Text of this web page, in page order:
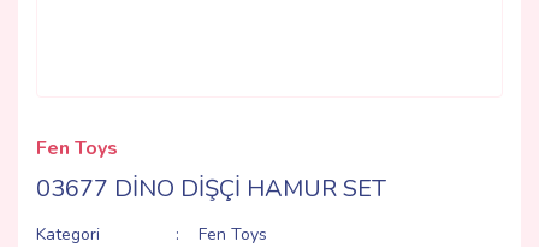
Fen Toys
03677 DİNO DİŞÇİ HAMUR SET
Kategori
Fen Toys